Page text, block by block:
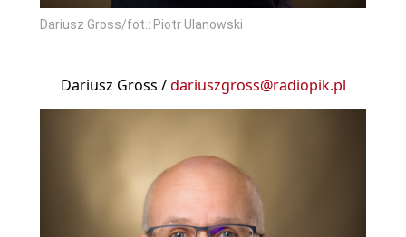
Dariusz Gross/fot.: Piotr Ulanowski
Dariusz Gross /dariuszgross@radiopik.pl